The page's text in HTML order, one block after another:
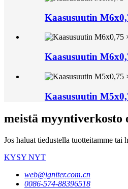
Kaasusuutin
Kaasusuutin
Kaasusuutin
meistä myyntiverkosto
Jos haluat tiedustella tuotteitamme tai
KYSY NYT
web@igniter.com.cn
0086-574-88396518